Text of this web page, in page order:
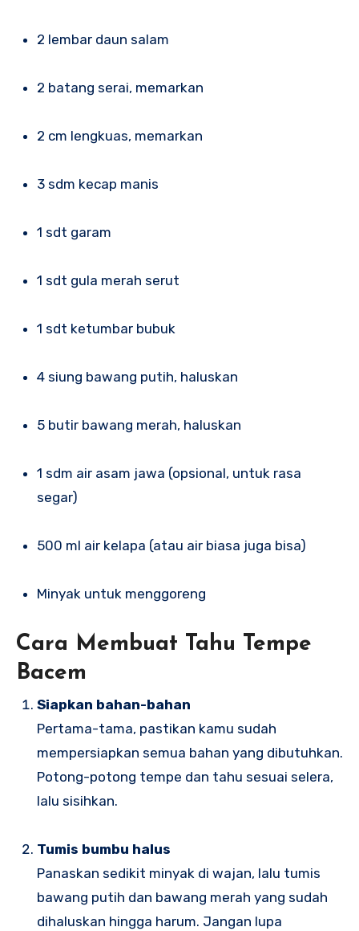
2 lembar daun salam
2 batang serai, memarkan
2 cm lengkuas, memarkan
3 sdm kecap manis
1 sdt garam
1 sdt gula merah serut
1 sdt ketumbar bubuk
4 siung bawang putih, haluskan
5 butir bawang merah, haluskan
1 sdm air asam jawa (opsional, untuk rasa
segar)
500 ml air kelapa (atau air biasa juga bisa)
Minyak untuk menggoreng
Cara Membuat Tahu Tempe
Bacem
Siapkan bahan-bahan
Pertama-tama, pastikan kamu sudah
mempersiapkan semua bahan yang dibutuhkan.
Potong-potong tempe dan tahu sesuai selera,
lalu sisihkan.
Tumis bumbu halus
Panaskan sedikit minyak di wajan, lalu tumis
bawang putih dan bawang merah yang sudah
dihaluskan hingga harum. Jangan lupa